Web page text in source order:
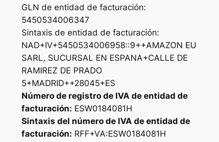
GLN de entidad de facturación:
5450534006347
Sintaxis de entidad de facturación:
NAD+IV+5450534006958::9++AMAZON EU
SARL, SUCURSAL EN ESPANA+CALLE DE
RAMIREZ DE PRADO
5+MADRID++28045+ES
Número de registro de IVA de entidad de
facturación: ESW0184081H
Sintaxis del número de IVA de entidad de
facturación: RFF+VA:ESW0184081H